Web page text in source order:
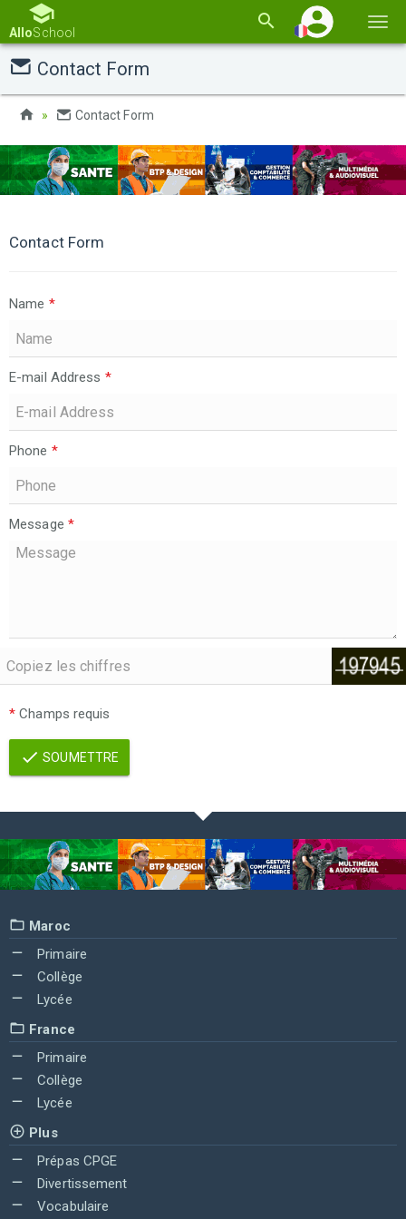
la
AlloSchool
Contact Form
Contact Form
Contact Form
Name *
E-mail Address *
Phone *
Message *
* Champs requis
SOUMETTRE
Maroc
Primaire
Collège
Lycée
France
Primaire
Collège
Lycée
Plus
Prépas CPGE
Divertissement
Vocabulaire